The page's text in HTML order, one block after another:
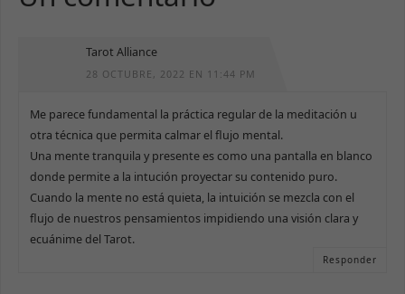
Tarot Alliance
28 OCTUBRE, 2022 EN 11:44 PM
Me parece fundamental la práctica regular de la meditación u
otra técnica que permita calmar el flujo mental.
Una mente tranquila y presente es como una pantalla en blanco
donde permite a la intución proyectar su contenido puro.
Cuando la mente no está quieta, la intuición se mezcla con el
flujo de nuestros pensamientos impidiendo una visión clara y
ecuánime del Tarot.
Responder